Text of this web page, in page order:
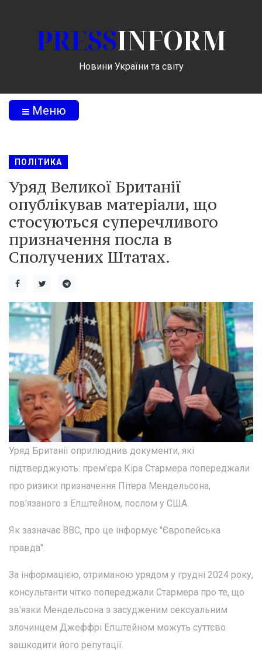
PRESSINFORM
Новини України та світу
Меню
ПОЛІТИКА
Уряд Великої Британії
опублікував матеріали, що
стосуються суперечливого
призначення посла в
Сполучених Штатах.
Уряд Британії оприлюднив документи, які
підтверджують: прем'єра Кіра Стармера попереджали
про ризики призначення Пітера Мендельсона,
пов'язаного з Епштейном, послом у США.
Як зазначає BBC, про це інформує "Європейська
правда".
За інформацією, отриманою урядом у грудні 2024 року,
консультанти чітко попереджали Стармера про те, що
зв'язки Мендельсона з засудженим сексуальним
злочинцем Джеффрі Епштейном можуть суттєво
зашкодити його репутації.